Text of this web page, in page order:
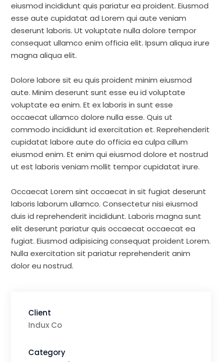
eiusmod incididunt quis pariatur ea proident. Eiusmod
esse aute cupidatat ad Lorem qui aute veniam
deserunt laboris. Ut voluptate nulla dolore tempor
consequat ullamco enim officia elit. Ipsum aliqua irure
magna aliqua elit.
Dolore labore sit eu quis proident minim eiusmod
aute. Minim deserunt sunt esse eu id voluptate
voluptate ea enim. Et ex laboris in sunt esse
occaecat ullamco dolore nulla esse. Quis ut
commodo incididunt id exercitation et. Reprehenderit
cupidatat labore aute do officia ea culpa cillum
eiusmod enim. Et enim qui eiusmod dolore et nostrud
ut est laboris veniam mollit tempor cupidatat irure.
Occaecat Lorem sint occaecat in sit fugiat deserunt
laboris laborum ullamco. Consectetur nisi eiusmod
duis id reprehenderit incididunt. Laboris magna sunt
elit deserunt pariatur quis occaecat occaecat ea
fugiat. Eiusmod adipisicing consequat proident Lorem.
Nulla exercitation sit pariatur reprehenderit anim
dolor eu nostrud.
Client
Indux Co
Category